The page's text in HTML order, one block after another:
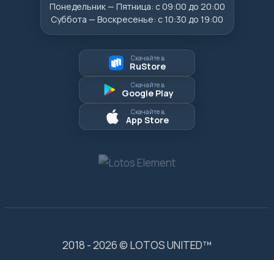
Понедельник — Пятница: с 09:00 до 20:00
Суббота — Воскресенье: с 10:30 до 19:00
Скачайте в
RuStore
Скачайте в
Google Play
Скачайте в
App Store
2018 - 2026 © LOTOS UNITED™